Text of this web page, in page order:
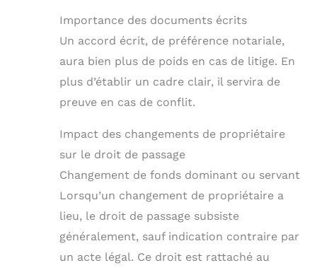
Importance des documents écrits
Un accord écrit, de préférence notariale,
aura bien plus de poids en cas de litige. En
plus d’établir un cadre clair, il servira de
preuve en cas de conflit.
Impact des changements de propriétaire
sur le droit de passage
Changement de fonds dominant ou servant
Lorsqu’un changement de propriétaire a
lieu, le droit de passage subsiste
généralement, sauf indication contraire par
un acte légal. Ce droit est rattaché au